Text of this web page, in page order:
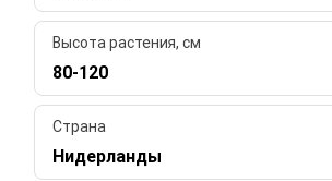
Высота растения, см
80-120
Страна
Нидерланды